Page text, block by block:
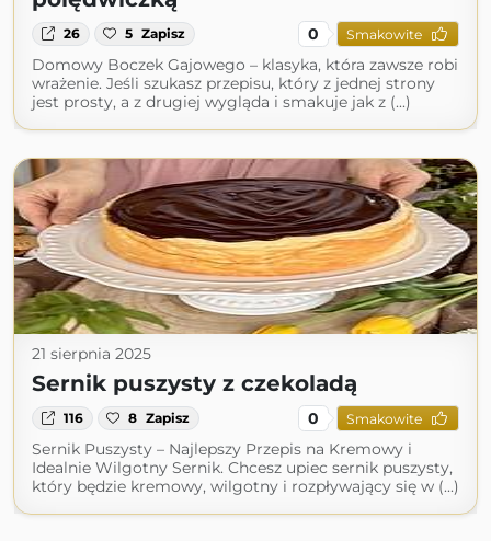
26 5 Zapisz 0 Smakowite
Domowy Boczek Gajowego – klasyka, która zawsze robi
wrażenie. Jeśli szukasz przepisu, który z jednej strony
jest prosty, a z drugiej wygląda i smakuje jak z (...)
21 sierpnia 2025
Sernik puszysty z czekoladą
116 8 Zapisz 0 Smakowite
Sernik Puszysty – Najlepszy Przepis na Kremowy i
Idealnie Wilgotny Sernik. Chcesz upiec sernik puszysty,
który będzie kremowy, wilgotny i rozpływający się w (...)